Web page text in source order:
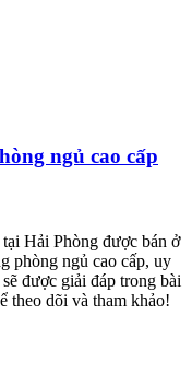
ngủ cao cấp
Hải Phòng được bán ở
phòng ngủ cao cấp, uy
được giải đáp trong bài
theo dõi và tham khảo!